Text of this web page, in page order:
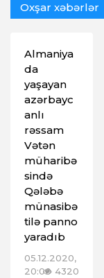
Oxşar xəbərlər
Almaniya
da
yaşayan
azərbayc
anlı
rəssam
Vətən
müharibə
sində
Qələbə
münasibə
tilə panno
yaradıb
05.12.2020,
20:00 4320